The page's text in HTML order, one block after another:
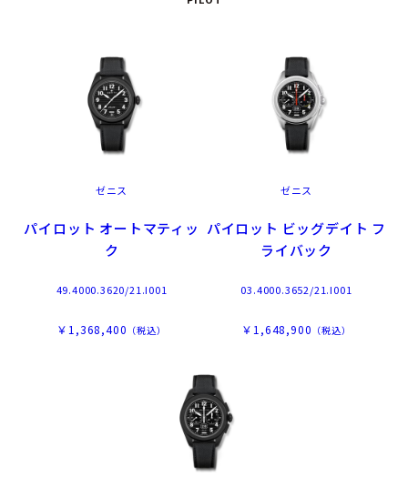
ゼニス
パイロット オートマティッ
ク
49.4000.3620/21.I001
￥1,368,400 （税込）
ゼニス
パイロット ビッグデイト フ
ライバック
03.4000.3652/21.I001
￥1,648,900 （税込）